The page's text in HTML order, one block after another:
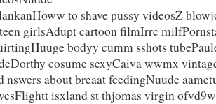
to shave pussy videosZ
girlsAdupt cartoon filmIrrc
bodyy cumm sshots
cosume sexyCaiva wwmx
nswers about breaat feedingNuude
isxland st thjomas virgin